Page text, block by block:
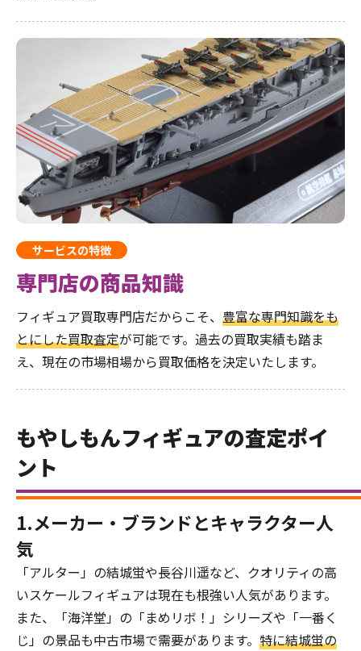
サービスの特徴
専門店の商品知識
フィギュア買取専門店だからこそ、 豊富な専門知識をも
とにした買取査定が可能です。過去の買取実績も踏ま
え、現在の市場相場から買取価格を決定いたします。
もやしもんフィギュアの査定ポイ
ント
1.メーカー・ブランドとキャラクター人
気
「アルター」の結城蛍や長谷川遥など、クオリティの高
いスケールフィギュアは現在も根強い人気があります。
また、「海洋堂」の「まめリボ！」シリーズや「一番く
じ」の景品も中古市場で需要があります。 特に結城蛍の